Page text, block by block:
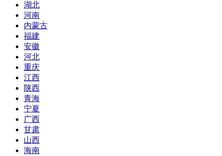
湖北
河南
内蒙古
福建
安徽
河北
重庆
江西
陕西
青海
宁夏
广西
甘肃
山西
海南